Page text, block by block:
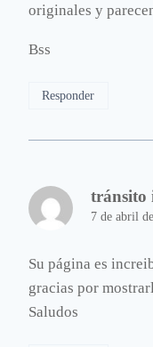
originales y
Bss
Responder
tránsito
7 de abril
Su página es
gracias por
Saludos